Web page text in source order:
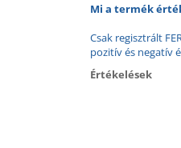
Mi a termék
Csak regisztrált
pozitív és negatív
Értékelések